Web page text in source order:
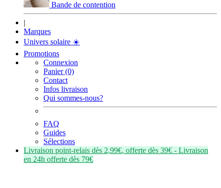
Bande de contention
|
Marques
Univers solaire ☀️
Promotions
Connexion
Panier (0)
Contact
Infos livraison
Qui sommes-nous?
FAQ
Guides
Sélections
Livraison point-relais dès 2,99€, offerte dès 39€ - Livraison
en 24h offerte dès 79€